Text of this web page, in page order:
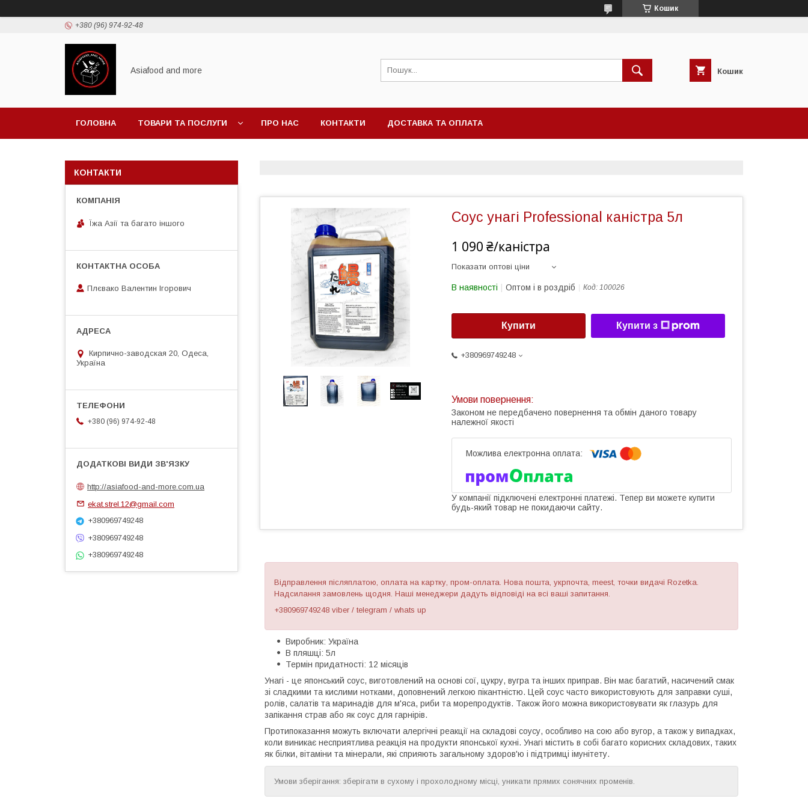
Кошик
+380 (96) 974-92-48
Asiafood and more Кошик
ГОЛОВНА ТОВАРИ ТА ПОСЛУГИ ПРО НАС КОНТАКТИ ДОСТАВКА ТА ОПЛАТА
Соус унагі Professional каністра 5л
1 090 ₴/каністра
Показати оптові ціни
В наявності Оптом і в роздріб Код: 100026
Купити Купити з
+380969749248
Законом не передбачено повернення та обмін даного товару
належної якості
У компанії підключені електронні платежі. Тепер ви можете купити
будь-який товар не покидаючи сайту.
Відправлення післяплатою, оплата на картку, пром-оплата. Нова пошта, укрпочта, meest, точки видачі Rozetka.
Надсилання замовлень щодня. Наші менеджери дадуть відповіді на всі ваші запитання.
+380969749248 viber / telegram / whats up
Виробник: Україна
В пляшці: 5л
Термін придатності: 12 місяців
Унагі - це японський соус, виготовлений на основі сої, цукру, вугра та інших приправ. Він має багатий, насичений смак
зі сладкими та кислими нотками, доповнений легкою пікантністю. Цей соус часто використовують для заправки суші,
ролів, салатів та маринадів для м'яса, риби та морепродуктів. Також його можна використовувати як глазурь для
запікання страв або як соус для гарнірів.
Протипоказання можуть включати алергічні реакції на складові соусу, особливо на сою або вугор, а також у випадках,
коли виникає несприятлива реакція на продукти японської кухні. Унагі містить в собі багато корисних складових, таких
як білки, вітаміни та мінерали, які сприяють загальному здоров'ю і підтримці імунітету.
Умови зберігання: зберігати в сухому і прохолодному місці, уникати прямих сонячних променів.
КОНТАКТИ
Їжа Азії та багато іншого
Плєвако Валентин Ігорович
Кирпично-заводская 20, Одеса,
Україна
+380 (96) 974-92-48
http://asiafood-and-more.com.ua
ekat.strel.12@gmail.com
+380969749248
+380969749248
+380969749248